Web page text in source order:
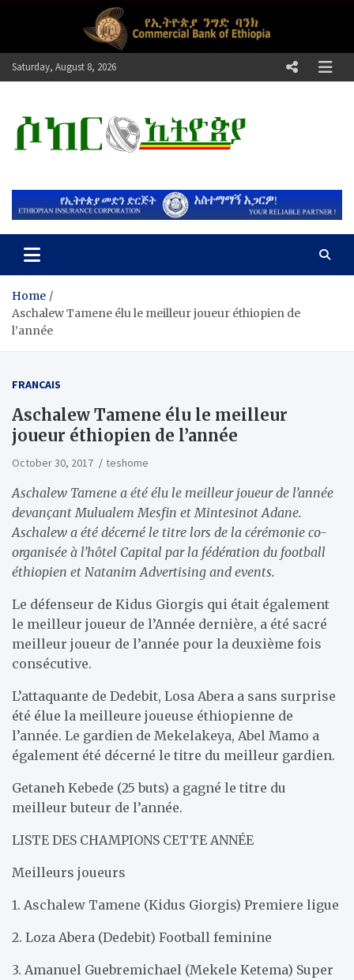
Saturday, August 8, 2026
ሶከር ኢትዮጵያ
Home
​Aschalew Tamene élu le meilleur joueur éthiopien de
l’année
FRANCAIS
​Aschalew Tamene élu le meilleur
joueur éthiopien de l’année
October 30, 2017 teshome
Aschalew Tamene a été élu le meilleur joueur de l’année
devançant Mulualem Mesfin et Mintesinot Adane.
Aschalew a été décerné le titre lors de la cérémonie co-
organisée à l’hôtel Capital par la fédération du football
éthiopien et Natanim Advertising and events.
Le défenseur de Kidus Giorgis qui était également
le meilleur joueur de l’Année dernière, a été sacré
meilleur joueur de l’année pour la deuxième fois
consécutive.
L’attaquante de Dedebit, Losa Abera a sans surprise
été élue la meilleure joueuse éthiopienne de
l’année. Le gardien de Mekelakeya, Abel Mamo a
également été décerné le titre du meilleur gardien.
Getaneh Kebede (25 buts) a gagné le titre du
meilleur buteur de l’année.
LISTE DES CHAMPIONS CETTE ANNÉE
Meilleurs joueurs
1. Aschalew Tamene (Kidus Giorgis) Premiere ligue
2. Loza Abera (Dedebit) Football feminine
3. Amanuel Guebremichael (Mekele Ketema) Super